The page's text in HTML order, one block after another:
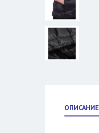
ОПИСАНИЕ